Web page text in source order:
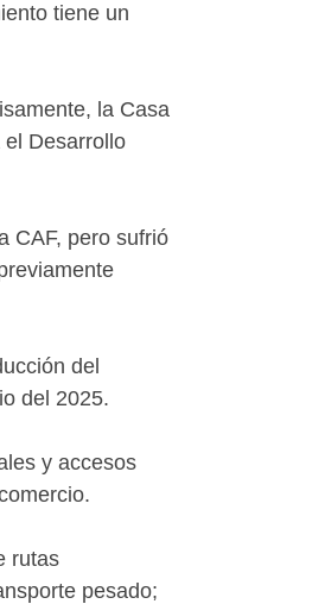
tiene un
la Casa
Desarrollo
CAF, pero sufrió
del
del 2025.
y accesos
rutas
pesado;